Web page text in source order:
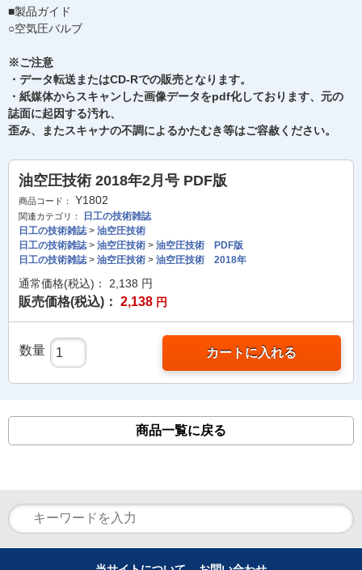
■製品ガイド
○空気圧バルブ
※ご注意
・データ転送またはCD-Rでの販売となります。
・紙媒体からスキャンした画像データをpdf化しております、元の
誌面に起因する汚れ、
歪み、またスキャナの不調によるかたむき等はご容赦ください。
油空圧技術 2018年2月号 PDF版
商品コード： Y1802
関連カテゴリ：
日工の技術雑誌
日工の技術雑誌> 油空圧技術
日工の技術雑誌> 油空圧技術 > 油空圧技術 PDF版
日工の技術雑誌> 油空圧技術 > 油空圧技術 2018年
通常価格(税込)： 2,138 円
販売価格(税込)： 2,138 円
数量 カートに入れる
商品一覧に戻る